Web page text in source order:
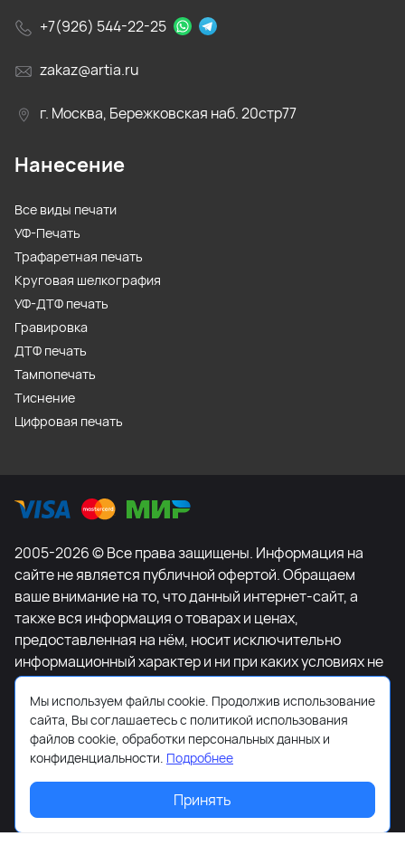
+7(926) 544-22-25
zakaz@artia.ru
г. Москва, Бережковская наб. 20стр77
Нанесение
Все виды печати
УФ-Печать
Трафаретная печать
Круговая шелкография
УФ-ДТФ печать
Гравировка
ДТФ печать
Тампопечать
Тиснение
Цифровая печать
2005-2026 © Все права защищены. Информация на
сайте не является публичной офертой. Обращаем
ваше внимание на то, что данный интернет-сайт, а
также вся информация о товарах и ценах,
предоставленная на нём, носит исключительно
информационный характер и ни при каких условиях не
является публичной офертой, определяемой
положениями Статьи 437 Гражданского кодекса
Российской Федерации. Для получения подробной
информации о наличии и стоимости указанных
товаров и (или) услуг, пожалуйста, обращайтесь к
менеджеру сайта с помощью специальной формы
связи или по телефону +7-495-627-77-11.
Мы используем файлы cookie. Продолжив использование
сайта, Вы соглашаетесь с политикой использования
файлов cookie, обработки персональных данных и
конфиденциальности. Подробнее
Принять